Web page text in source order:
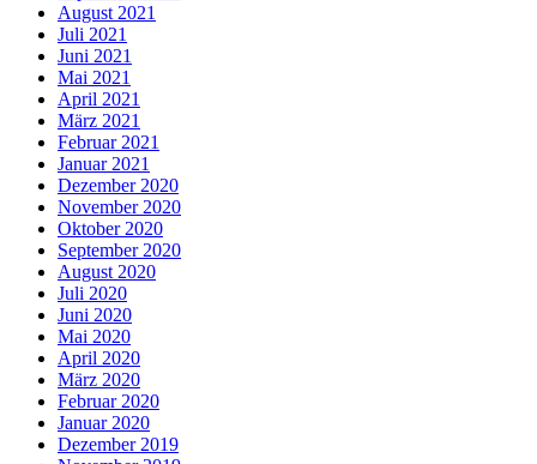
August 2021
Juli 2021
Juni 2021
Mai 2021
April 2021
März 2021
Februar 2021
Januar 2021
Dezember 2020
November 2020
Oktober 2020
September 2020
August 2020
Juli 2020
Juni 2020
Mai 2020
April 2020
März 2020
Februar 2020
Januar 2020
Dezember 2019